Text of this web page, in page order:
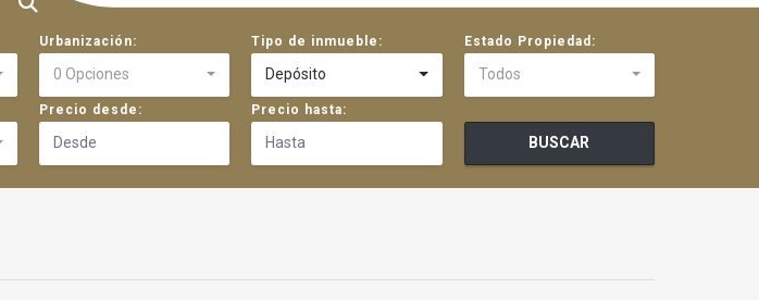
Urbanización:
0 Opciones
Tipo de inmueble:
Depósito
Estado Propiedad:
Todos
Precio desde: Precio hasta:
BUSCAR